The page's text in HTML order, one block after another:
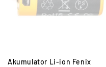
Akumulator Li-ion Fenix